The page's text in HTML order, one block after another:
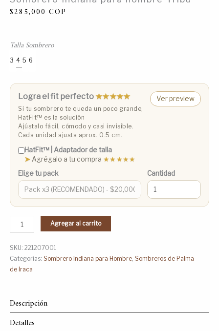
$285,000 COP
Talla Sombrero
3
Talla 3 (53 cm)
4
Talla 4 (55 cm)
5 6
Logra el fit perfecto★★★★★
Si tu sombrero te queda un poco grande,
HatFit™️ es la solución
Ajústalo fácil, cómodo y casi invisible.
Cada unidad ajusta aprox. 0.5 cm.
Ver preview
HatFit™️ | Adaptador de talla
➤Agrégalo a tu compra ★★★★★
Elige tu pack
Cantidad
Agregar al carrito
SKU: 221207001
Categorías: Sombrero Indiana para Hombre, Sombreros de Palma
de Iraca
Descripción
Detalles